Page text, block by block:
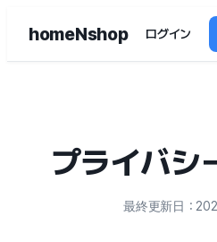
homeNshop ログイン
プライバシ
最終更新日：